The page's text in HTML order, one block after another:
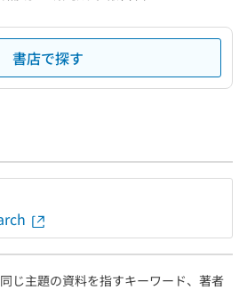
書店で探す
じ主題の資料を指すキーワード、著者